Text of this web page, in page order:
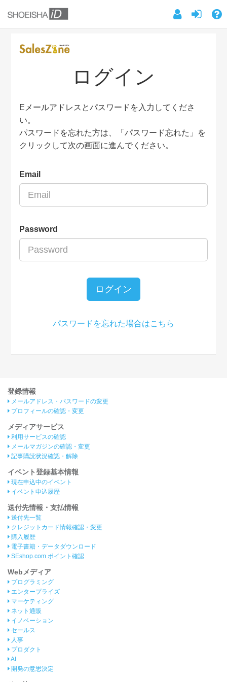
ログイン
Eメールアドレスとパスワードを入力してくださ
い。
パスワードを忘れた方は、「パスワード忘れた」を
クリックして次の画面に進んでください。
Email
Password
ログイン
パスワードを忘れた場合はこちら
登録情報
メールアドレス・パスワードの変更
プロフィールの確認・変更
メディアサービス
利用サービスの確認
メールマガジンの確認・変更
記事購読状況確認・解除
イベント登録基本情報
現在申込中のイベント
イベント申込履歴
送付先情報・支払情報
送付先一覧
クレジットカード情報確認・変更
購入履歴
電子書籍・データダウンロード
SEshop.com ポイント確認
Webメディア
プログラミング
エンタープライズ
マーケティング
ネット通販
イノベーション
セールス
人事
プロダクト
AI
開発の意思決定